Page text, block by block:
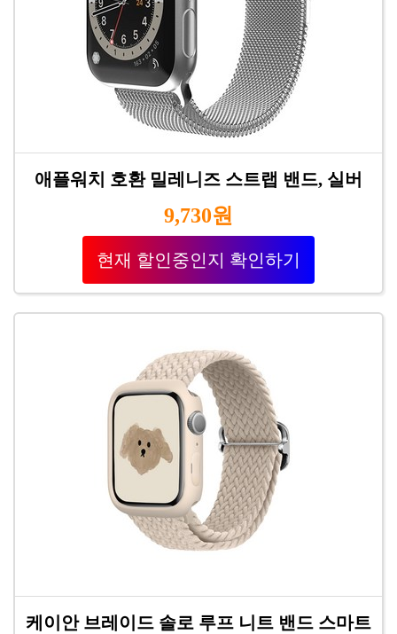
애플워치 호환 밀레니즈 스트랩 밴드, 실버
9,730원
현재 할인중인지 확인하기
케이안 브레이드 솔로 루프 니트 밴드 스마트